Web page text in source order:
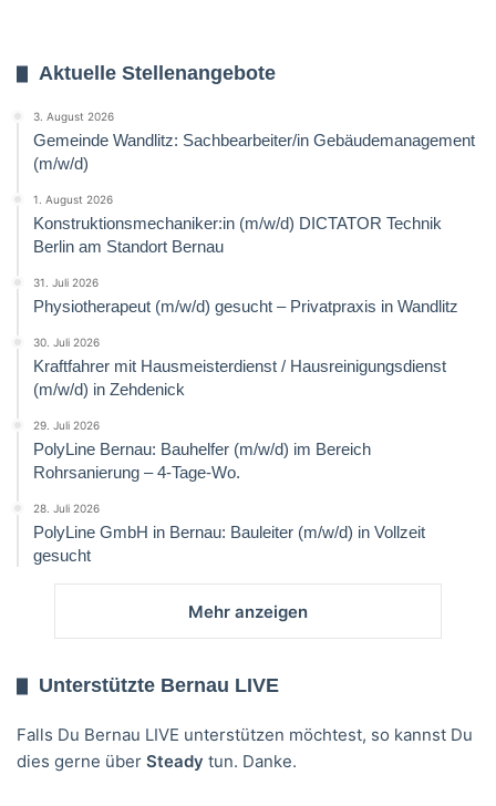
Aktuelle Stellenangebote
3. August 2026
Gemeinde Wandlitz: Sachbearbeiter/in Gebäudemanagement
(m/w/d)
1. August 2026
Konstruktionsmechaniker:in (m/w/d) DICTATOR Technik
Berlin am Standort Bernau
31. Juli 2026
Physiotherapeut (m/w/d) gesucht – Privatpraxis in Wandlitz
30. Juli 2026
Kraftfahrer mit Hausmeisterdienst / Hausreinigungsdienst
(m/w/d) in Zehdenick
29. Juli 2026
PolyLine Bernau: Bauhelfer (m/w/d) im Bereich
Rohrsanierung – 4-Tage-Wo.
28. Juli 2026
PolyLine GmbH in Bernau: Bauleiter (m/w/d) in Vollzeit
gesucht
Mehr anzeigen
Unterstützte Bernau LIVE
Falls Du Bernau LIVE unterstützen möchtest, so kannst Du
dies gerne über Steady tun. Danke.